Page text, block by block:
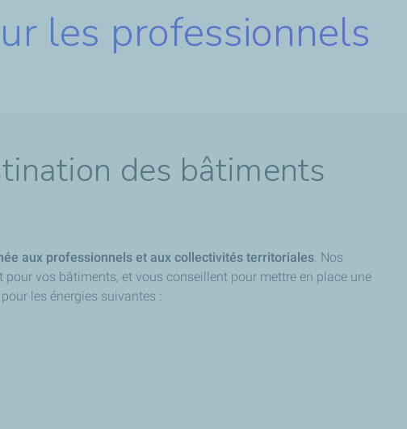
les professionnels
des bâtiments
aux professionnels et aux collectivités territoriales. Nos
vos bâtiments, et vous conseillent pour mettre en place une
pour les énergies suivantes :